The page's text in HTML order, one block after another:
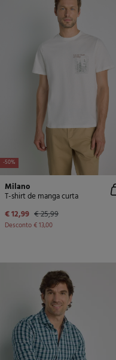
-50%
Milano
T-shirt de manga curta
€ 12,99 € 25,99
Desconto€ 13,00